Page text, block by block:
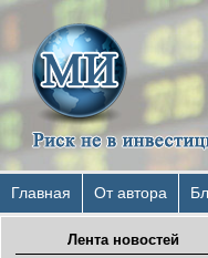
Главная От автора
Лента новостей